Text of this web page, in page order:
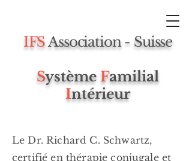
IFSAssociation - Suisse
Système Familial
Intérieur
Le Dr. Richard C. Schwartz,
certifié en thérapie conjugale et